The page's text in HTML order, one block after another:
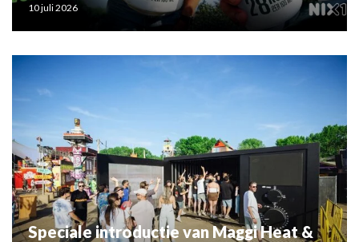
10 juli 2026
Speciale introductie van Maggi Heat &